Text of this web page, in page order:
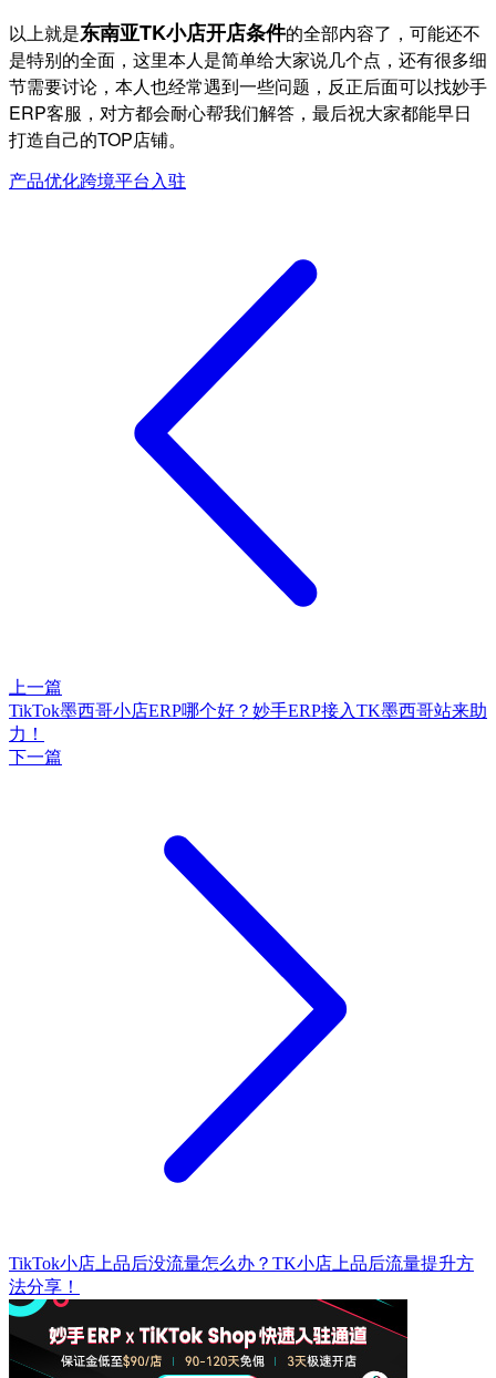
以上就是东南亚TK小店开店条件的全部内容了，可能还不
是特别的全面，这里本人是简单给大家说几个点，还有很多细
节需要讨论，本人也经常遇到一些问题，反正后面可以找妙手
ERP客服，对方都会耐心帮我们解答，最后祝大家都能早日
打造自己的TOP店铺。
产品优化跨境平台入驻
上一篇
TikTok墨西哥小店ERP哪个好？妙手ERP接入TK墨西哥站来助
力！
下一篇
TikTok小店上品后没流量怎么办？TK小店上品后流量提升方
法分享！